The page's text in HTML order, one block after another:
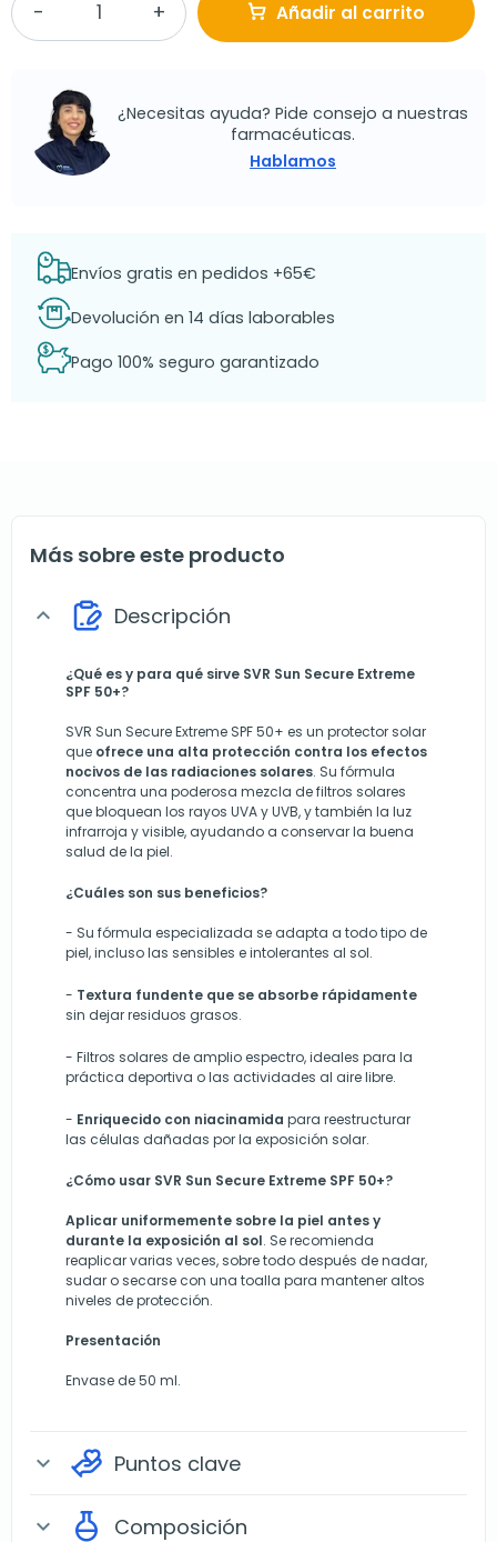
Añadir al carrito
¿Necesitas ayuda? Pide consejo a nuestras
farmacéuticas.
Hablamos
Envíos gratis en pedidos +65€
Devolución en 14 días laborables
Pago 100% seguro garantizado
Más sobre este producto
expand_more Descripción
¿Qué es y para qué sirve SVR Sun Secure Extreme
SPF 50+?
SVR Sun Secure Extreme SPF 50+ es un protector solar
que ofrece una alta protección contra los efectos
nocivos de las radiaciones solares. Su fórmula
concentra una poderosa mezcla de filtros solares
que bloquean los rayos UVA y UVB, y también la luz
infrarroja y visible, ayudando a conservar la buena
salud de la piel.
¿Cuáles son sus beneficios?
- Su fórmula especializada se adapta a todo tipo de
piel, incluso las sensibles e intolerantes al sol.
- Textura fundente que se absorbe rápidamente
sin dejar residuos grasos.
- Filtros solares de amplio espectro, ideales para la
práctica deportiva o las actividades al aire libre.
- Enriquecido con niacinamida para reestructurar
las células dañadas por la exposición solar.
¿Cómo usar SVR Sun Secure Extreme SPF 50+?
Aplicar uniformemente sobre la piel antes y
durante la exposición al sol. Se recomienda
reaplicar varias veces, sobre todo después de nadar,
sudar o secarse con una toalla para mantener altos
niveles de protección.
Presentación
Envase de 50 ml.
expand_more Puntos clave
expand_more Composición